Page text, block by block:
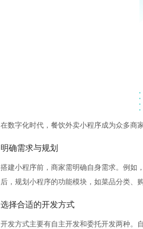
在数字化时代，餐饮外卖小程序成为众多商
明确需求与规划
搭建小程序前，商家需明确自身需求。例如
后，规划小程序的功能模块，如菜品分类、
选择合适的开发方式
开发方式主要有自主开发和委托开发两种。